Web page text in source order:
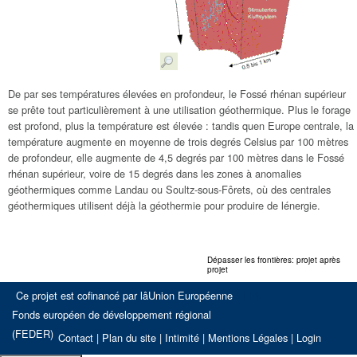
De par ses températures élevées en profondeur, le Fossé rhénan supérieur
se prête tout particulièrement à une utilisation géothermique. Plus le forage
est profond, plus la température est élevée : tandis quen Europe centrale, la
température augmente en moyenne de trois degrés Celsius par 100 mètres
de profondeur, elle augmente de 4,5 degrés par 100 mètres dans le Fossé
rhénan supérieur, voire de 15 degrés dans les zones à anomalies
géothermiques comme Landau ou Soultz-sous-Fôrets, où des centrales
géothermiques utilisent déjà la géothermie pour produire de lénergie.
Dépasser les frontières: projet après
projet
Ce projet est cofinancé par lâUnion Européenne
Fonds européen de développement régional
(FEDER) Contact | Plan du site | Intimité | Mentions Légales | Login